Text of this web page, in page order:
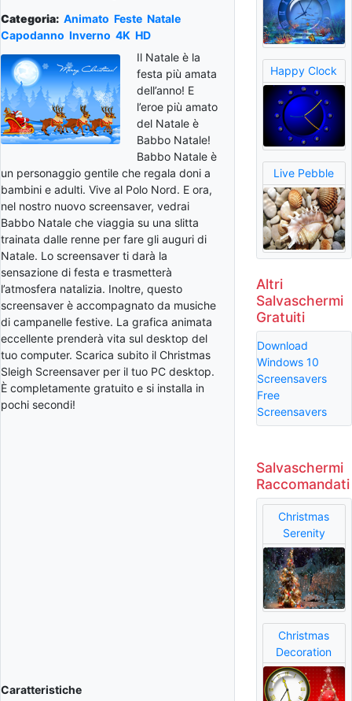
Categoria: Animato Feste Natale
Capodanno Inverno 4K HD
Il Natale è la
festa più amata
dell’anno! E
l’eroe più amato
del Natale è
Babbo Natale!
Babbo Natale è
un personaggio gentile che regala doni a
bambini e adulti. Vive al Polo Nord. E ora,
nel nostro nuovo screensaver, vedrai
Babbo Natale che viaggia su una slitta
trainata dalle renne per fare gli auguri di
Natale. Lo screensaver ti darà la
sensazione di festa e trasmetterà
l’atmosfera natalizia. Inoltre, questo
screensaver è accompagnato da musiche
di campanelle festive. La grafica animata
eccellente prenderà vita sul desktop del
tuo computer. Scarica subito il Christmas
Sleigh Screensaver per il tuo PC desktop.
È completamente gratuito e si installa in
pochi secondi!
Caratteristiche
Happy Clock
Live Pebble
Altri
Salvaschermi
Gratuiti
Download
Windows 10
Screensavers
Free
Screensavers
Salvaschermi
Raccomandati
Christmas
Serenity
Christmas
Decoration